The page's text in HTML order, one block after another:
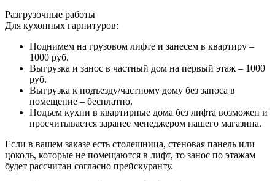
Разгрузочные работы
Для кухонных гарнитуров:
Поднимем на грузовом лифте и занесем в квартиру –
1000 руб.
Выгрузка и занос в частный дом на первый этаж – 1000
руб.
Выгрузка к подъезду/частному дому без заноса в
помещение – бесплатно.
Подъем кухни в квартирные дома без лифта возможен и
просчитывается заранее менеджером нашего магазина.
Если в вашем заказе есть столешница, стеновая панель или
цоколь, которые не помещаются в лифт, то занос по этажам
будет рассчитан согласно прейскуранту.